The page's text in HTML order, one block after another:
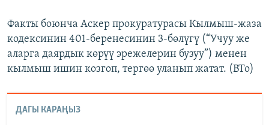
Факты боюнча Аскер прокуратурасы Кылмыш-жаза
кодексинин 401-беренесинин 3-бөлүгү (“Учуу же
аларга даярдык көрүү эрежелерин бузуу”) менен
кылмыш ишин козгоп, тергөө уланып жатат. (BTo)
ДАГЫ КАРАҢЫЗ